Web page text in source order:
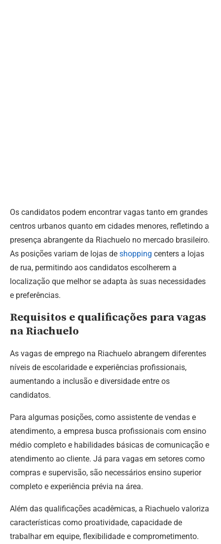
Os candidatos podem encontrar vagas tanto em grandes
centros urbanos quanto em cidades menores, refletindo a
presença abrangente da Riachuelo no mercado brasileiro.
As posições variam de lojas de shopping centers a lojas
de rua, permitindo aos candidatos escolherem a
localização que melhor se adapta às suas necessidades
e preferências.
Requisitos e qualificações para vagas
na Riachuelo
As vagas de emprego na Riachuelo abrangem diferentes
níveis de escolaridade e experiências profissionais,
aumentando a inclusão e diversidade entre os
candidatos.
Para algumas posições, como assistente de vendas e
atendimento, a empresa busca profissionais com ensino
médio completo e habilidades básicas de comunicação e
atendimento ao cliente. Já para vagas em setores como
compras e supervisão, são necessários ensino superior
completo e experiência prévia na área.
Além das qualificações acadêmicas, a Riachuelo valoriza
características como proatividade, capacidade de
trabalhar em equipe, flexibilidade e comprometimento.